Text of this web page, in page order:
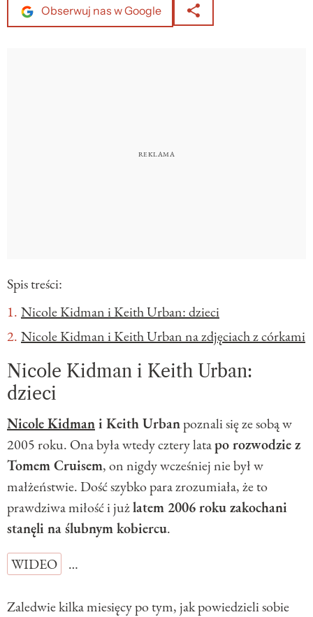
Obserwuj nas w Google
Spis treści:
Nicole Kidman i Keith Urban: dzieci
Nicole Kidman i Keith Urban na zdjęciach z córkami
Nicole Kidman i Keith Urban:
dzieci
Nicole Kidmani Keith Urbanpoznali się ze sobą w
2005 roku. Ona była wtedy cztery latapo rozwodzie z
Tomem Cruisem, on nigdy wcześniej nie był w
małżeństwie. Dość szybko para zrozumiała, że to
prawdziwa miłość i jużlatem 2006 roku zakochani
stanęli na ślubnym kobiercu.
WIDEO
…
Zaledwie kilka miesięcy po tym, jak powiedzieli sobie